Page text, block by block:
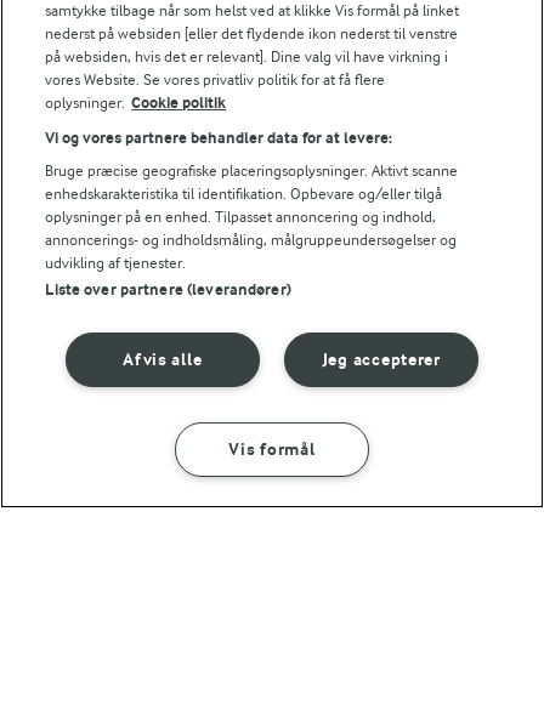
30 MIN
Caribisk bøfsalat
(19)
3 TIMER
Thaimarinerede
mørbradbøffer
samtykke tilbage når som helst ved at klikke Vis formål på linket
nederst på websiden [eller det flydende ikon nederst til venstre
på websiden, hvis det er relevant]. Dine valg vil have virkning i
vores Website. Se vores privatliv politik for at få flere
oplysninger. Cookie politik
Vi og vores partnere behandler data for at levere:
Bruge præcise geografiske placeringsoplysninger. Aktivt scanne
enhedskarakteristika til identifikation. Opbevare og/eller tilgå
oplysninger på en enhed. Tilpasset annoncering og indhold,
annoncerings- og indholdsmåling, målgruppeundersøgelser og
udvikling af tjenester.
Liste over partnere (leverandører)
Jeg accepterer
Afvis alle
Vis formål